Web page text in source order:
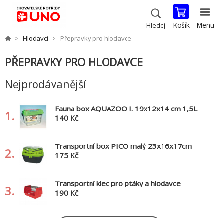
Hledej Košík Menu
Hlodavci Přepravky pro hlodavce
PŘEPRAVKY PRO HLODAVCE
Nejprodávanější
1.
Fauna box AQUAZOO I. 19x12x14 cm 1,5L
140 Kč
2.
Transportní box PICO malý 23x16x17cm
TRIXIE
175 Kč
3.
Transportní klec pro ptáky a hlodavce
22x14x15cm TRIXIE
190 Kč